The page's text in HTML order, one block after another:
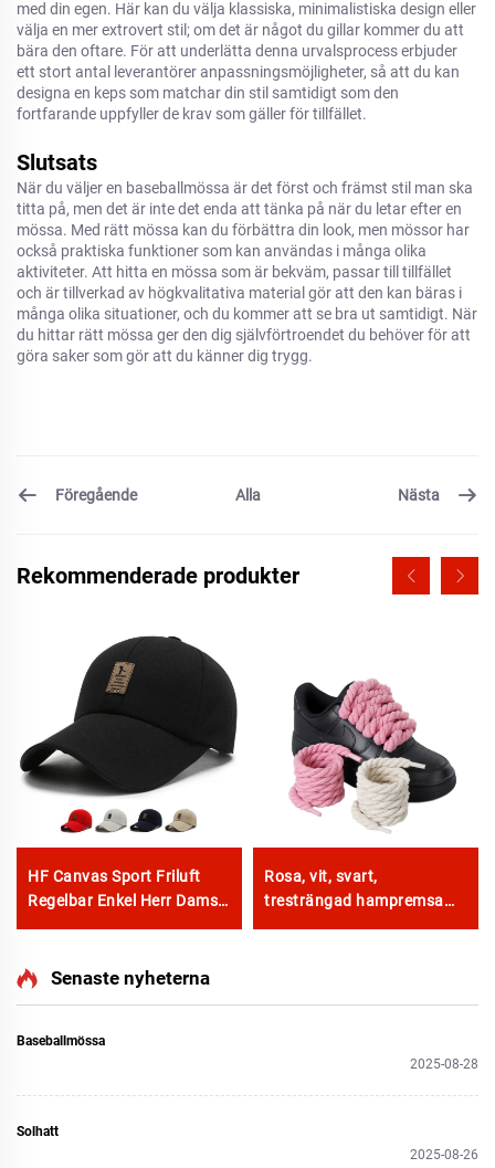
med din egen. Här kan du välja klassiska, minimalistiska design eller
välja en mer extrovert stil; om det är något du gillar kommer du att
bära den oftare. För att underlätta denna urvalsprocess erbjuder
ett stort antal leverantörer anpassningsmöjligheter, så att du kan
designa en keps som matchar din stil samtidigt som den
fortfarande uppfyller de krav som gäller för tillfället.
Slutsats
När du väljer en baseballmössa är det först och främst stil man ska
titta på, men det är inte det enda att tänka på när du letar efter en
mössa. Med rätt mössa kan du förbättra din look, men mössor har
också praktiska funktioner som kan användas i många olika
aktiviteter. Att hitta en mössa som är bekväm, passar till tillfället
och är tillverkad av högkvalitativa material gör att den kan bäras i
många olika situationer, och du kommer att se bra ut samtidigt. När
du hittar rätt mössa ger den dig självförtroendet du behöver för att
göra saker som gör att du känner dig trygg.
Föregående Alla Nästa
Rekommenderade produkter
HF Canvas Sport Friluft
Regelbar Enkel Herr Dams
Rosa, vit, svart,
tresträngad hampremsa
Senaste nyheterna
Baseballmössa
2025-08-28
Solhatt
2025-08-26